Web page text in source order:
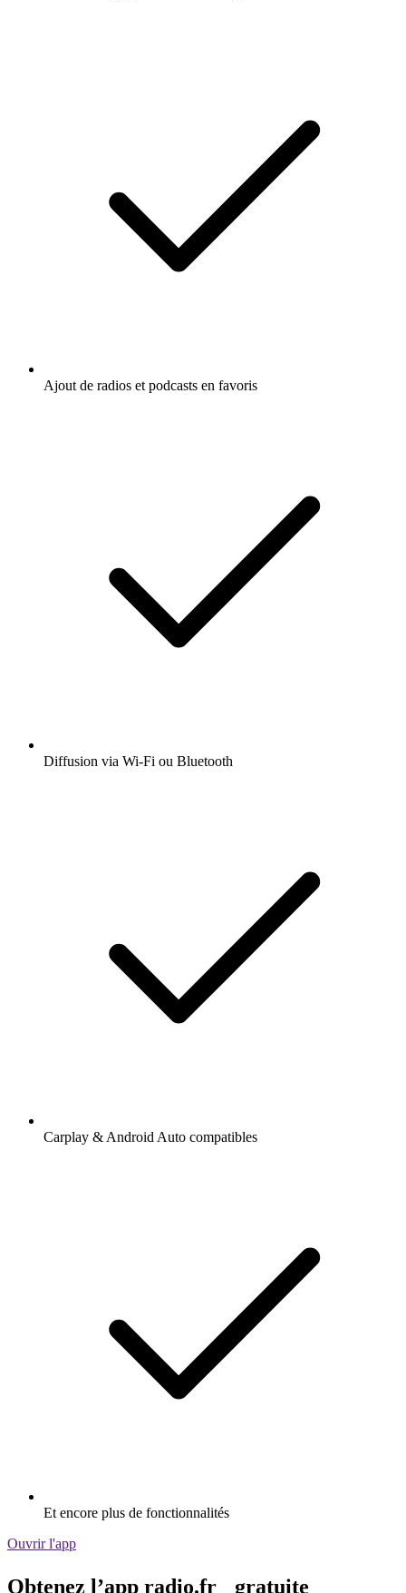
Ajout de radios et podcasts en favoris
Diffusion via Wi-Fi ou Bluetooth
Carplay & Android Auto compatibles
Et encore plus de fonctionnalités
Ouvrir l'app
Obtenez l’app radio.fr gratuite